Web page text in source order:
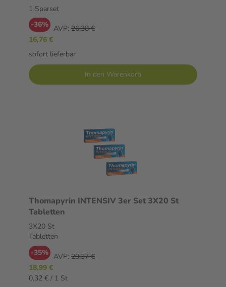
1 Sparset
-36% AVP: 26,38 €
16,76 €
sofort lieferbar
In den Warenkorb
Thomapyrin INTENSIV 3er Set 3X20 St
Tabletten
3X20 St
Tabletten
-35% AVP: 29,37 €
18,99 €
0,32 € / 1 St